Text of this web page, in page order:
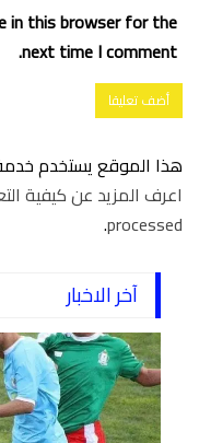
in this browser for the
next time I comment.
هذا الموقع يستخدم
اعرف المزيد عن كيفية
processed
.
آخر الاخبار